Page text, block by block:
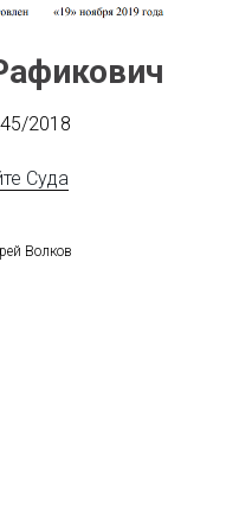
2018
Суда
Волков